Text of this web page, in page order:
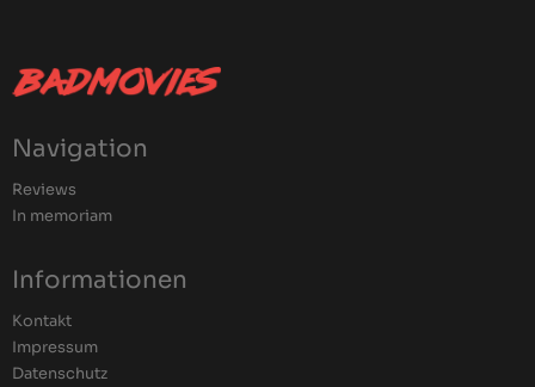
Navigation
Reviews
In memoriam
Informationen
Kontakt
Impressum
Datenschutz